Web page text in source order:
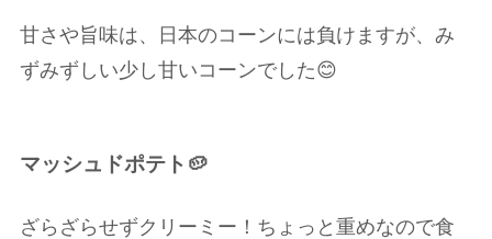
甘さや旨味は、日本のコーンには負けますが、み
ずみずしい少し甘いコーンでした😊
マッシュドポテト🥔
ざらざらせずクリーミー！ちょっと重めなので食